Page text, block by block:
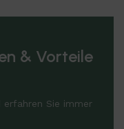
& Vorteile
erfahren Sie immer